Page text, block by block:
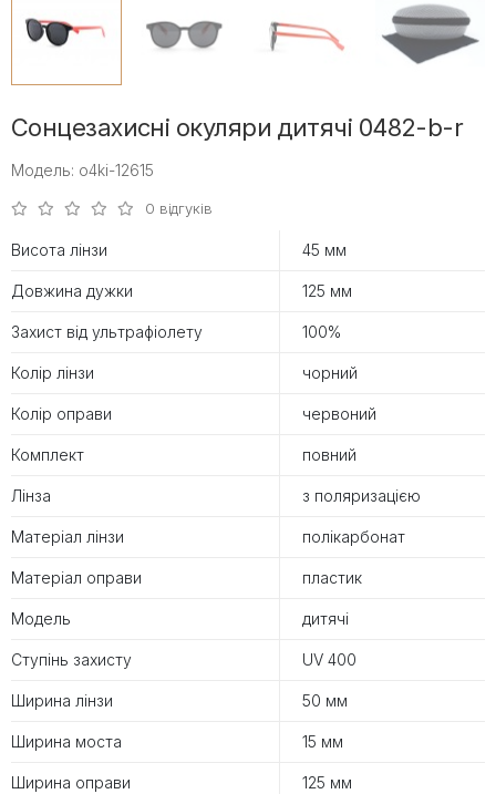
Сонцезахисні окуляри дитячі 0482-b-r
Модель: o4ki-12615
0 відгуків
Висота лінзи 45 мм
Довжина дужки 125 мм
Захист від ультрафіолету 100%
Колір лінзи чорний
Колір оправи червоний
Комплект повний
Лінза з поляризацією
Матеріал лінзи полікарбонат
Матеріал оправи пластик
Модель дитячі
Ступінь захисту UV 400
Ширина лінзи 50 мм
Ширина моста 15 мм
Ширина оправи 125 мм